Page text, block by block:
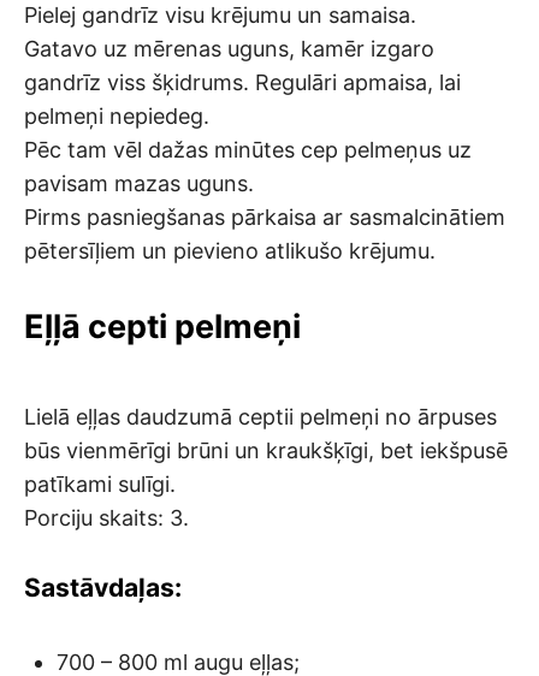
Pielej gandrīz visu krējumu un samaisa.
Gatavo uz mērenas uguns, kamēr izgaro
gandrīz viss šķidrums. Regulāri apmaisa, lai
pelmeņi nepiedeg.
Pēc tam vēl dažas minūtes cep pelmeņus uz
pavisam mazas uguns.
Pirms pasniegšanas pārkaisa ar sasmalcinātiem
pētersīļiem un pievieno atlikušo krējumu.
Eļļā cepti pelmeņi
Lielā eļļas daudzumā ceptii pelmeņi no ārpuses
būs vienmērīgi brūni un kraukšķīgi, bet iekšpusē
patīkami sulīgi.
Porciju skaits: 3.
Sastāvdaļas:
700 – 800 ml augu eļļas;